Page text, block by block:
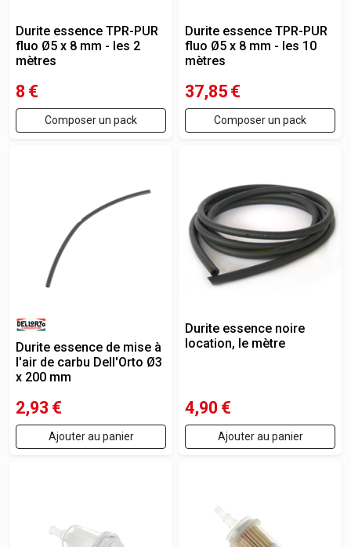
Durite essence TPR-PUR
fluo Ø5 x 8 mm - les 2
mètres
8 €
Composer un pack
Durite essence TPR-PUR
fluo Ø5 x 8 mm - les 10
mètres
37,85 €
Composer un pack
Durite essence de mise à
l'air de carbu Dell'Orto Ø3
x 200 mm
2,93 €
Ajouter au panier
Durite essence noire
location, le mètre
4,90 €
Ajouter au panier